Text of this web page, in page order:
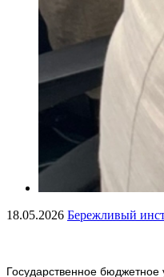
18.05.2026 Бережливый
Государственное бюджетное